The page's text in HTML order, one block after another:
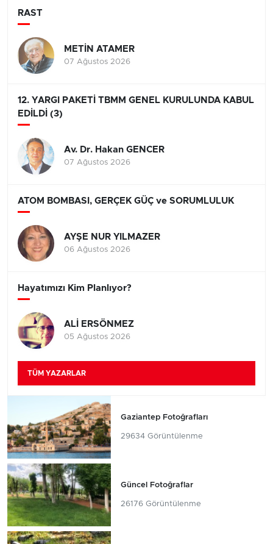
RAST
METİN ATAMER
07 Ağustos 2026
12. YARGI PAKETİ TBMM GENEL KURULUNDA KABUL
EDİLDİ (3)
Av. Dr. Hakan GENCER
07 Ağustos 2026
ATOM BOMBASI, GERÇEK GÜÇ ve SORUMLULUK
AYŞE NUR YILMAZER
06 Ağustos 2026
Hayatımızı Kim Planlıyor?
ALİ ERSÖNMEZ
05 Ağustos 2026
TÜM YAZARLAR
Gaziantep Fotoğrafları
29634 Görüntülenme
Güncel Fotoğraflar
26176 Görüntülenme